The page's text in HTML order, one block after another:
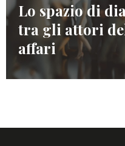
Lo spazio di
tra gli attori
affari